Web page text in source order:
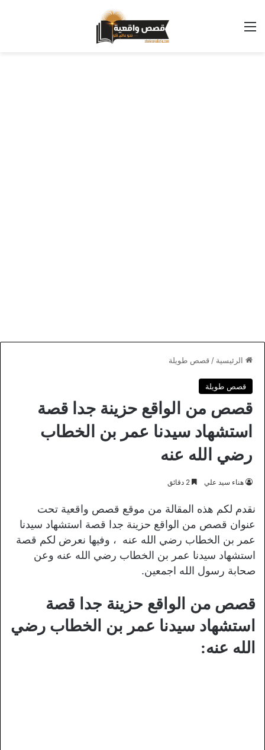
القائمة
الرئيسية / قصص طويلة
قصص طويلة
قصص من الواقع حزينة جدا قصة
استشهاد سيدنا عمر بن الخطاب
رضي الله عنه
هناء سيد علي
نقدم لكم هذه المقالة من موقع قصص واقعية تحت
عنوان قصص من الواقع حزينة جدا قصة استشهاد سيدنا
عمر بن الخطاب رضي الله عنه ، وفيها نعرض لكم قصة
استشهاد سيدنا عمر بن الخطاب رضي الله عنه وعن
صحابة رسول الله اجمعين.
قصص من الواقع حزينة جدا قصة
استشهاد سيدنا عمر بن الخطاب رضي
الله عنه: